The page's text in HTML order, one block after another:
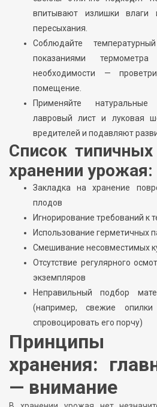
впитывают излишки
пересыхания.
Соблюдайте
показаниями
необходимости —
помещение.
Применяйте
лавровый лист и луковая
вредителей и подавляют
Список
хранении урожая:
Закладка на хранение
плодов
Игнорирование требований к
Использование герметичных
Смешивание несовместимых
Отсутствие регулярного
экземпляров
Неправильный подбор
(например, свежие
спровоцировать его порчу)
Принципы
хранения:
— внимание